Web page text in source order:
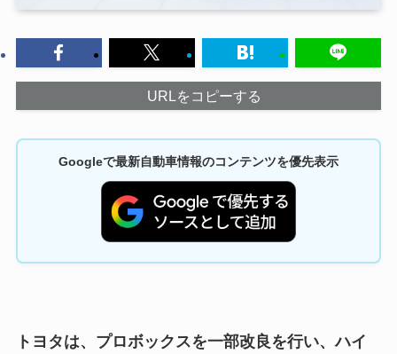
URLをコピーする
Googleで最新自動車情報のコンテンツを優先表示
トヨタは、プロボックスを一部改良を行い、ハイ